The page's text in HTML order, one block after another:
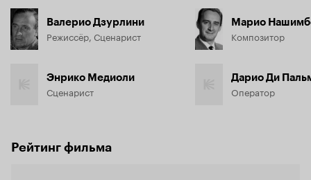
Валерио Дзурлини
Режиссёр, Сценарист
Энрико Медиоли
Сценарист
Марио
Композитор
Дарио Ди
Оператор
Рейтинг фильма